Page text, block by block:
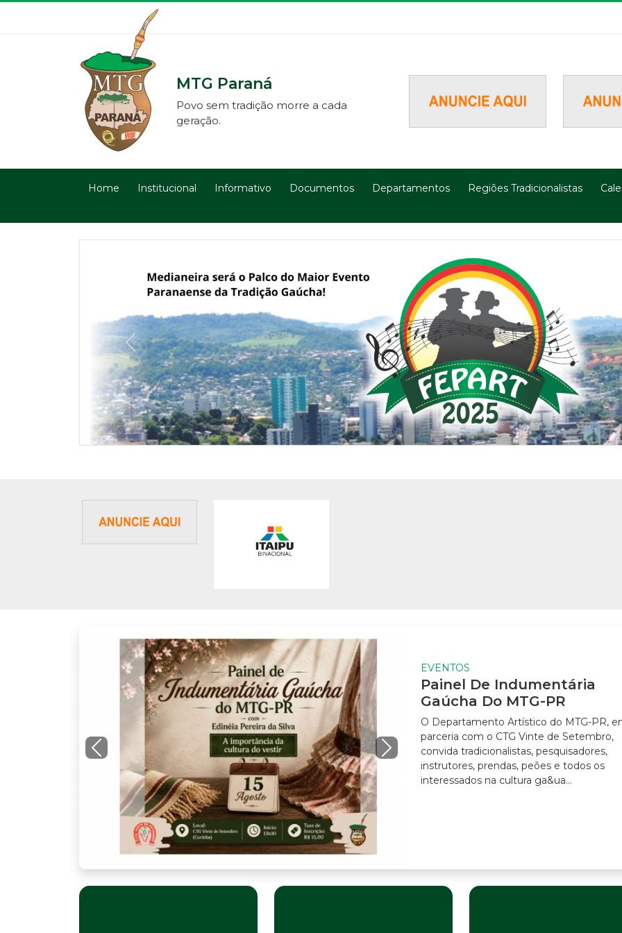
MTG Paraná
Povo sem tradição morre a cada
geração.
Home Institucional Informativo Documentos Departamentos Regiões Tradicionalistas
Previous
EVENTOS
Painel De Indumentária
Gaúcha Do MTG-PR
O Departamento Artístico do MTG-PR, em
parceria com o CTG Vinte de Setembro,
convida tradicionalistas, pesquisadores,
instrutores, prendas, peões e todos os
interessados na cultura ga&ua...